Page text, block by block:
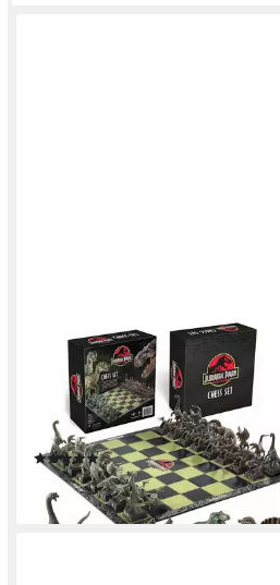
THE NOBLE COLLECTION
Spiel Offizielles Jurassic Park
Schachspiel, 1, Eine gepflegte Partie
Saurier-Schach bevor der Park
öffnet? Gerne doc
(1)
76,99 €
lieferbar - in 2-3 Werktagen bei dir